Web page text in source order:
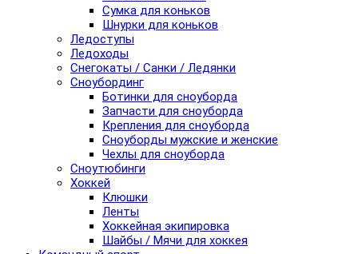
Сумка для коньков
Шнурки для коньков
Ледоступы
Ледоходы
Снегокаты / Санки / Ледянки
Сноубординг
Ботинки для сноуборда
Запчасти для сноуборда
Крепления для сноуборда
Сноуборды мужские и женские
Чехлы для сноуборда
Сноутюбинги
Хоккей
Клюшки
Ленты
Хоккейная экипировка
Шайбы / Мячи для хоккея